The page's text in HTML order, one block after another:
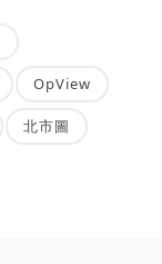
OpView
北市圖